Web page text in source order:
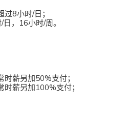
8小时/日；
，16小时/周。
薪另加50%支付；
薪另加100%支付；